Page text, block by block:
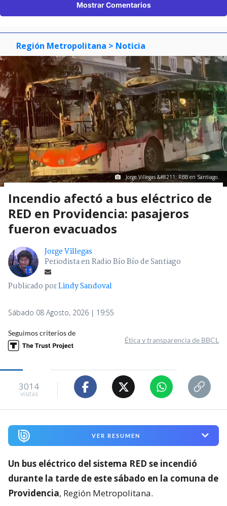
Mostrar Comentarios
Región Metropolitana > Noticia
Jorge Villegas &#8211; RBB en Santiago.
Incendio afectó a bus eléctrico de
RED en Providencia: pasajeros
fueron evacuados
Jorge Villegas
Periodista en Radio Bío Bío de Santiago
Publicado porLindy Sandoval
Sábado 08 Agosto, 2026 | 19:55
Seguimos criterios de
Ética y transparencia de BBCL
3014
visitas
VER RESUMEN
Un bus eléctrico del sistema RED se incendió
durante la tarde de este sábado en la comuna de
Providencia, Región Metropolitana.